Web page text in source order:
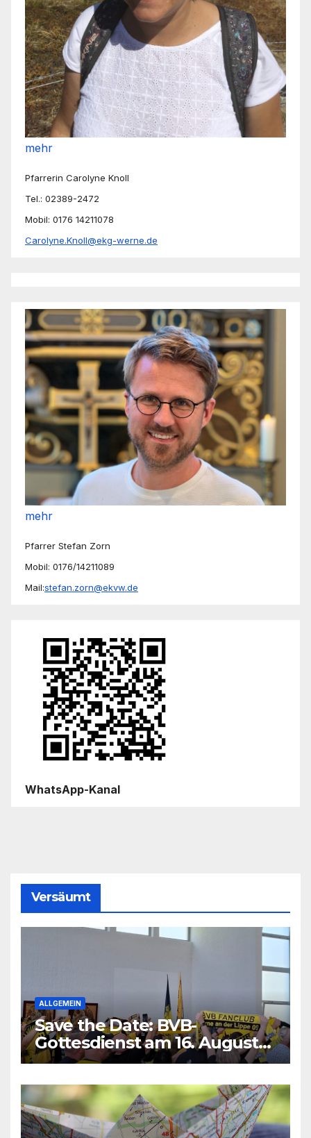
mehr
Pfarrerin Carolyne Knoll
Tel.: 02389-2472
Mobil: 0176 14211078
Carolyne.Knoll@ekg-werne.de
mehr
Pfarrer Stefan Zorn
Mobil: 0176/14211089
Mail:stefan.zorn@ekvw.de
WhatsApp-Kanal
Versäumt
ALLGEMEIN
Save the Date: BVB-
Gottesdienst am 16. August
2026